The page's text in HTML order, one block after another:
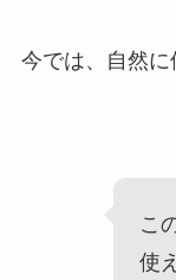
今では、自然に
こ
使